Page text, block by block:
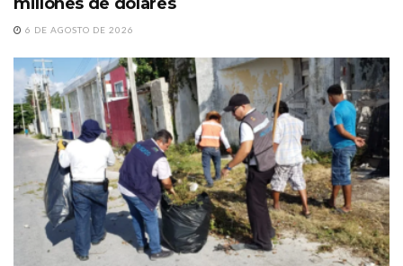
6 DE AGOSTO DE 2026